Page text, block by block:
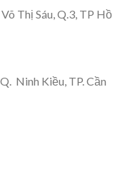
Thị Sáu, Q.3, TP Hồ
Ninh Kiều, TP. Cần